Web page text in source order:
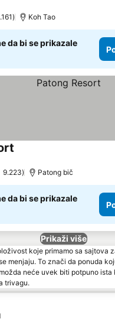
Koh Tao
da bi se prikazale
9.223 Patong bič
da bi se prikazale
Prikaži više
koje primamo sa sajtova
menjaju. To znači da ponuda
neće uvek biti potpuno ista
trivagu.